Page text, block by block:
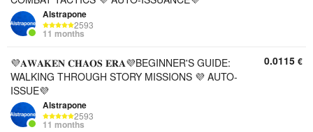
Alstrapone
2593
11 months
💜𝐀𝐖𝐀𝐊𝐄𝐍 𝐂𝐇𝐀𝐎𝐒 𝐄𝐑𝐀💜BEGINNER'S GUIDE:
WALKING THROUGH STORY MISSIONS 💜 AUTO-
ISSUE💜
Alstrapone
2593
11 months
0.0115 €